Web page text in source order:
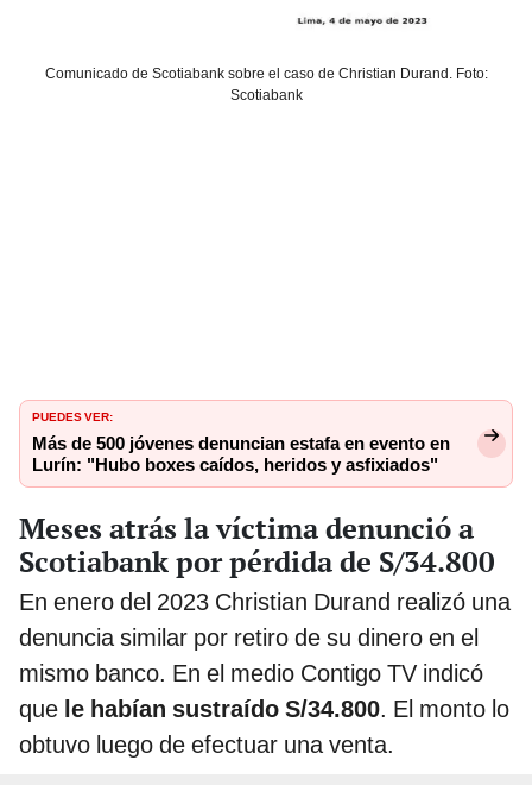
Comunicado de Scotiabank sobre el caso de Christian Durand. Foto:
Scotiabank
PUEDES VER:
Más de 500 jóvenes denuncian estafa en evento en
Lurín: "Hubo boxes caídos, heridos y asfixiados"
Meses atrás la víctima denunció a
Scotiabank por pérdida de S/34.800
En enero del 2023 Christian Durand realizó una
denuncia similar por retiro de su dinero en el
mismo banco. En el medio Contigo TV indicó
que le habían sustraído S/34.800. El monto lo
obtuvo luego de efectuar una venta.